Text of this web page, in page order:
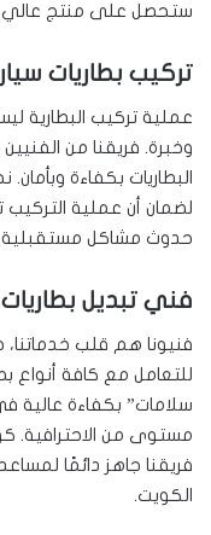
ستحصل على منتج عالي
تركيب بطاريات
عملية تركيب البطارية
وخبرة. فريقنا من
البطاريات بكفاءة
لضمان أن عملية
حدوث مشاكل مستقبلية.
فني تبديل بطاريات
فنيونا هم قلب خدماتنا،
للتعامل مع كافة أنواع
سلامات” بكفاءة عالية
مستوى من الاحترافية.
فريقنا جاهز دائمًا
الكويت.